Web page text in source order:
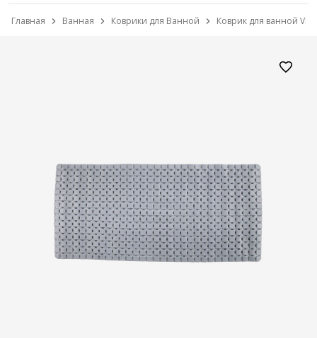
Главная Ванная Коврики для Ванной Коврик для ванной